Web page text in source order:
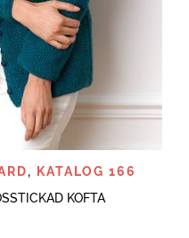
,
KATALOG 166
KOFTA